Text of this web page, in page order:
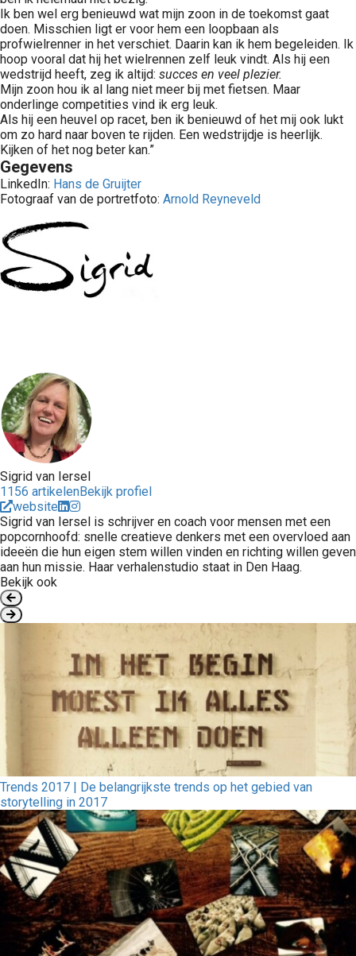
Ik ben wel erg benieuwd wat mijn zoon in de toekomst gaat
doen. Misschien ligt er voor hem een loopbaan als
profwielrenner in het verschiet. Daarin kan ik hem begeleiden. Ik
hoop vooral dat hij het wielrennen zelf leuk vindt. Als hij een
wedstrijd heeft, zeg ik altijd: succes en veel plezier.
Mijn zoon hou ik al lang niet meer bij met fietsen. Maar
onderlinge competities vind ik erg leuk.
Als hij een heuvel op racet, ben ik benieuwd of het mij ook lukt
om zo hard naar boven te rijden. Een wedstrijdje is heerlijk.
Kijken of het nog beter kan.”
Gegevens
LinkedIn: Hans de Gruijter
Fotograaf van de portretfoto: Arnold Reyneveld
Sigrid van Iersel
1156 artikelenBekijk profiel
website
Sigrid van Iersel is schrijver en coach voor mensen met een
popcornhoofd: snelle creatieve denkers met een overvloed aan
ideeën die hun eigen stem willen vinden en richting willen geven
aan hun missie. Haar verhalenstudio staat in Den Haag.
Bekijk ook
Trends 2017 | De belangrijkste trends op het gebied van
storytelling in 2017